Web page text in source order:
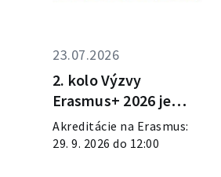
23.07.2026
2. kolo Výzvy
Erasmus+ 2026 je
otvorené!
Akreditácie na Erasmus:
29. 9. 2026 do 12:00